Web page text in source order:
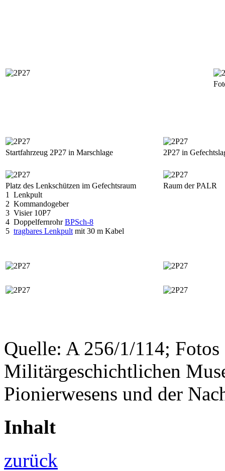
Startfahrzeug 2P27 in Marschlage 2P27 in
Platz des Lenkschützen im Gefechtsraum
1 Lenkpult
2 Kommandogeber
3 Visier 10P7
4 DoppelfernrohrBPSch-8
5 tragbares Lenkpult mit 30 m Kabel
Raum der PALR
Quelle: A 256/1/114;
Militärgeschichtlichen
Pionierwesens und der
Inhalt
zurück